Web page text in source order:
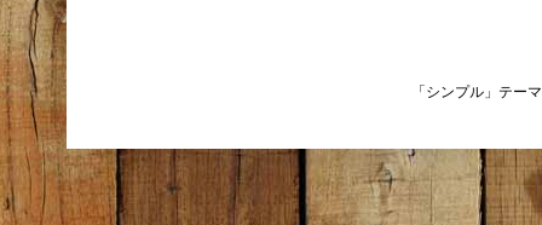
「シンプル」テー